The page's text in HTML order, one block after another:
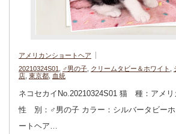
アメリカンショートヘア
20210324S01
♂男の子 クリームタビー＆ホワイト
店 東京都 血統
ネコセカイNo.20210324S01 猫 種：アメリ
性 別：♂男の子 カラー：シルバータビー
ートヘア…